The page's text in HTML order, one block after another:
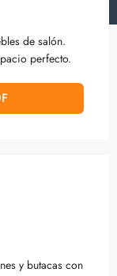
de salón.
perfecto.
y butacas con